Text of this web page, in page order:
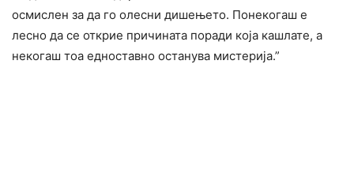
осмислен за да го олесни дишењето. Понекогаш е
лесно да се открие причината поради која кашлате, а
некогаш тоа едноставно останува мистерија.”